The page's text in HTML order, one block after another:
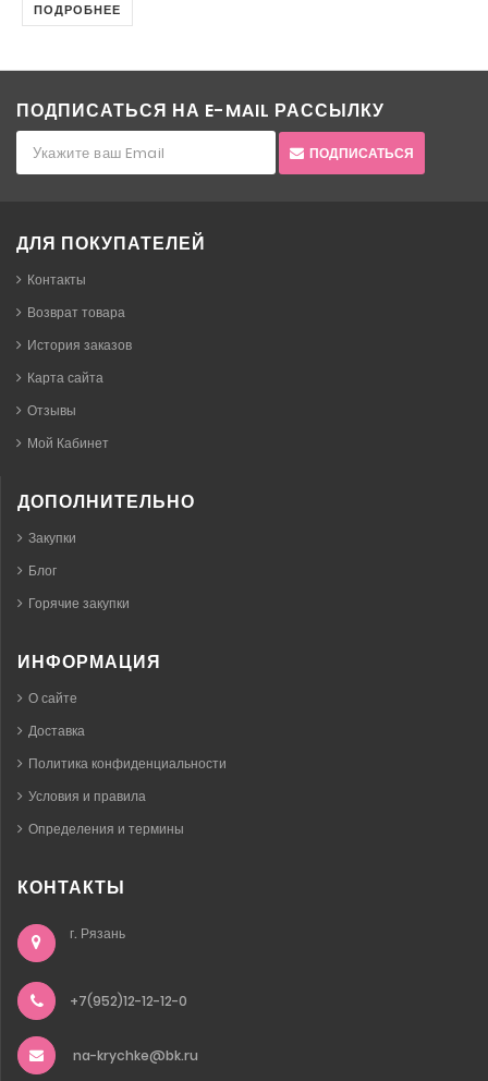
ПОДРОБНЕЕ
ПОДПИСАТЬСЯ НА E-MAIL РАССЫЛКУ
ПОДПИСАТЬСЯ
ДЛЯ ПОКУПАТЕЛЕЙ
Контакты
Возврат товара
История заказов
Карта сайта
Отзывы
Мой Кабинет
ДОПОЛНИТЕЛЬНО
Закупки
Блог
Горячие закупки
ИНФОРМАЦИЯ
О сайте
Доставка
Политика конфиденциальности
Условия и правила
Определения и термины
КОНТАКТЫ
г. Рязань
+7(952)12-12-12-0
na-krychke@bk.ru